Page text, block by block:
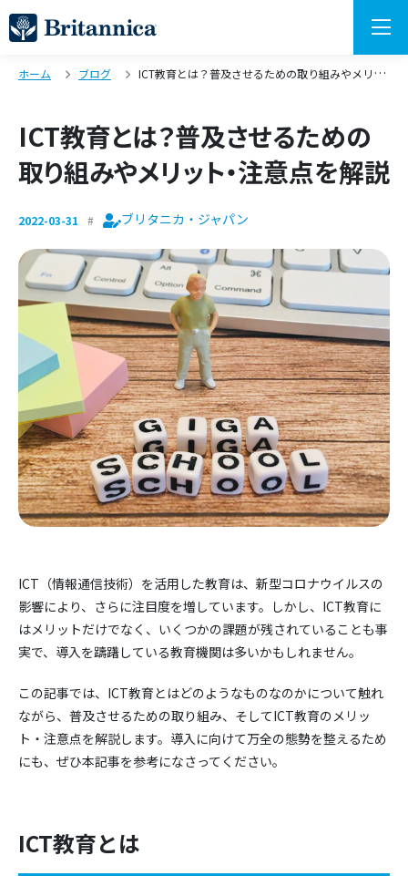
ホーム ブログ ICT教育とは？普及させるための取り組みやメリット・注意点を解説
ICT教育とは？普及させるための
取り組みやメリット・注意点を解説
2022-03-31 ブリタニカ・ジャパン
ICT（情報通信技術）を活用した教育は、新型コロナウイルスの
影響により、さらに注目度を増しています。しかし、ICT教育に
はメリットだけでなく、いくつかの課題が残されていることも事
実で、導入を躊躇している教育機関は多いかもしれません。
この記事では、ICT教育とはどのようなものなのかについて触れ
ながら、普及させるための取り組み、そしてICT教育のメリッ
ト・注意点を解説します。導入に向けて万全の態勢を整えるため
にも、ぜひ本記事を参考になさってください。
ICT教育とは